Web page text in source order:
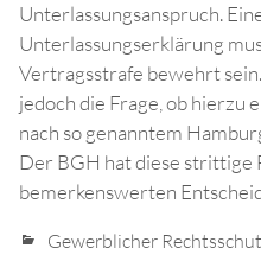
Unterlassungsanspruch.
Unterlassungserklärung
Vertragsstrafe bewehrt
jedoch die Frage, ob hierzu
nach so genanntem
Der BGH hat diese strittige
bemerkenswerten
Gewerblicher